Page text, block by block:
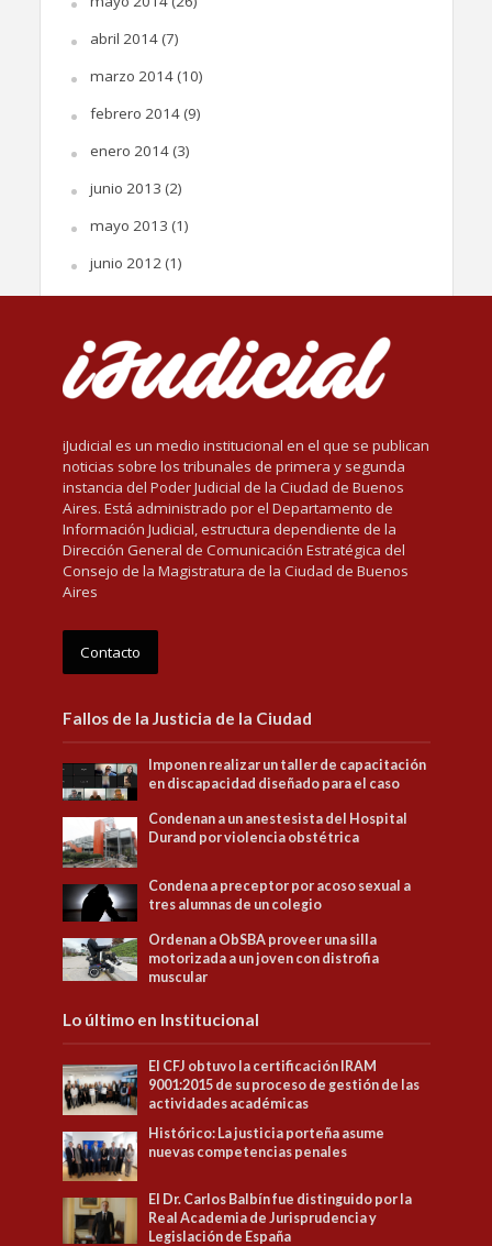
abril 2014(7)
marzo 2014(10)
febrero 2014(9)
enero 2014(3)
junio 2013 (2)
mayo 2013 (1)
junio 2012(1)
iJudicial es un medio institucional en el que se publican
noticias sobre los tribunales de primera y segunda
instancia del Poder Judicial de la Ciudad de Buenos
Aires. Está administrado por el Departamento de
Información Judicial, estructura dependiente de la
Dirección General de Comunicación Estratégica del
Consejo de la Magistratura de la Ciudad de Buenos
Aires
Contacto
Fallos de la Justicia de la Ciudad
Imponen realizar un taller de capacitación
en discapacidad diseñado para el caso
Condenan a un anestesista del Hospital
Durand por violencia obstétrica
Condena a preceptor por acoso sexual a
tres alumnas de un colegio
Ordenan a ObSBA proveer una silla
motorizada a un joven con distrofia
muscular
Lo último en Institucional
El CFJ obtuvo la certificación IRAM
9001:2015 de su proceso de gestión de las
actividades académicas
Histórico: La justicia porteña asume
nuevas competencias penales
El Dr. Carlos Balbín fue distinguido por la
Real Academia de Jurisprudencia y
Legislación de España